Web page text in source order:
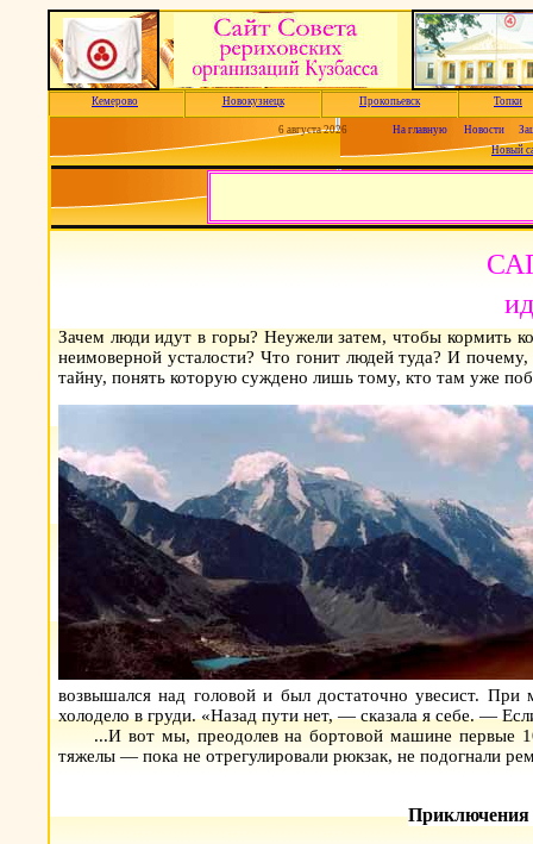
Кемерово Новокузнецк Прокопьевск Топки
6 августа 2026 На главную Новости
Новый
Зачем люди идут в горы? Неужели затем, чтобы кормить
неимоверной усталости? Что гонит людей туда? И
тайну, понять которую суждено лишь тому, кто там уже
возвышался над головой и был достаточно увесист.
холодело в груди. «Назад пути нет, — сказала я себе. —
...И вот мы, преодолев на бортовой машине первые
тяжелы — пока не отрегулировали рюкзак, не подогнали
Приключения